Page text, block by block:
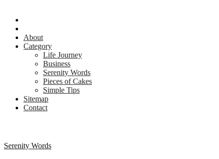
About
Category
Life Journey
Business
Serenity Words
Pieces of Cakes
Simple Tips
Sitemap
Contact
Serenity Words